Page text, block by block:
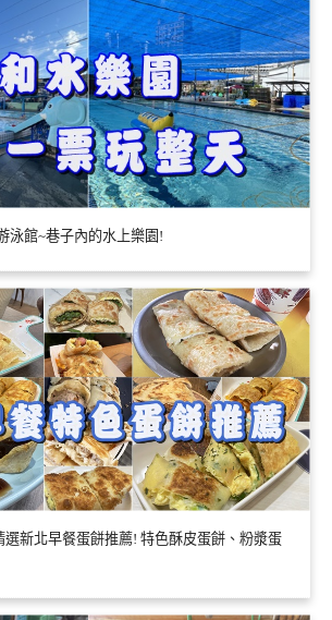
泳館~巷子內的水上樂園!
選新北早餐蛋餅推薦! 特色酥皮蛋餅、粉漿蛋